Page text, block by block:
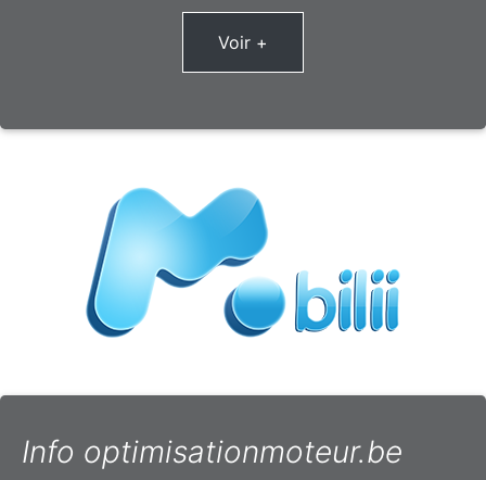
Voir +
Info optimisationmoteur.be